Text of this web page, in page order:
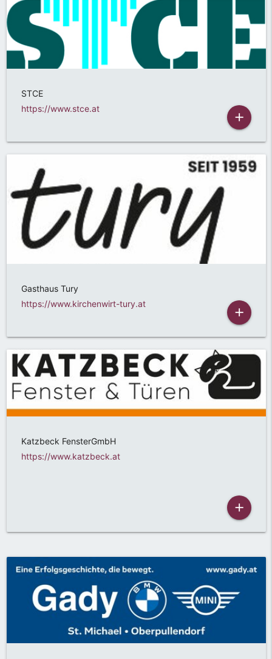
STCE
https://www.stce.at
add
Gasthaus Tury
https://www.kirchenwirt-tury.at
add
Katzbeck FensterGmbH
https://www.katzbeck.at
add